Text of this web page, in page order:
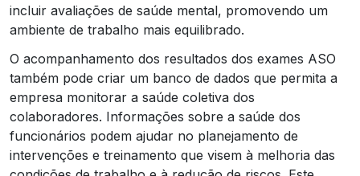
incluir avaliações de saúde mental, promovendo um
ambiente de trabalho mais equilibrado.
O acompanhamento dos resultados dos exames ASO
também pode criar um banco de dados que permita a
empresa monitorar a saúde coletiva dos
colaboradores. Informações sobre a saúde dos
funcionários podem ajudar no planejamento de
intervenções e treinamento que visem à melhoria das